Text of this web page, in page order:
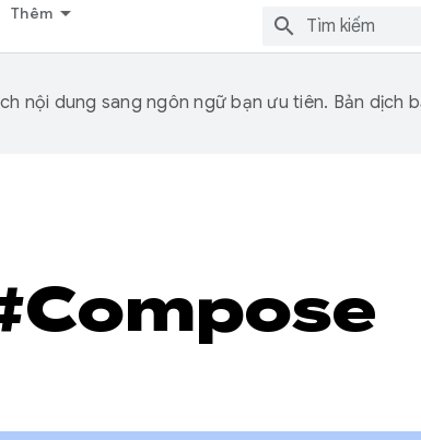
Thêm
nội dung sang ngôn ngữ bạn ưu tiên. Bản dịch